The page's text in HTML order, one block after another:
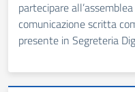
partecipare
comunicazione scritta
presente in Segreteria